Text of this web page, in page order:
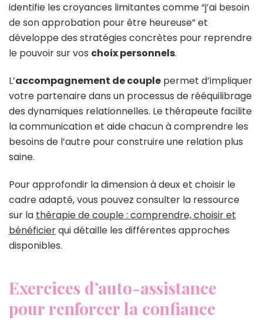
identifie les croyances limitantes comme “j’ai besoin
de son approbation pour être heureuse” et
développe des stratégies concrètes pour reprendre
le pouvoir sur vos choix personnels.
L’accompagnement de couple permet d’impliquer
votre partenaire dans un processus de rééquilibrage
des dynamiques relationnelles. Le thérapeute facilite
la communication et aide chacun à comprendre les
besoins de l’autre pour construire une relation plus
saine.
Pour approfondir la dimension à deux et choisir le
cadre adapté, vous pouvez consulter la ressource
sur la thérapie de couple : comprendre, choisir et
bénéficierqui détaille les différentes approches
disponibles.
Exercices d’auto-assistance
pour renforcer la confiance